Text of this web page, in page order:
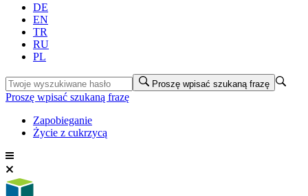
DE
EN
TR
RU
PL
Proszę wpisać szukaną frazę
Proszę wpisać szukaną frazę
Zapobieganie
Życie z cukrzycą